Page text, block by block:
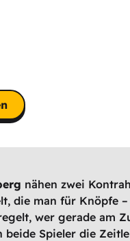
nähen zwei
die man für Knöpfe
wer gerade am
Spieler die